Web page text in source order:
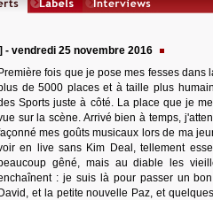
vendredi 25 novembre 2016
Première fois que je pose mes fesses dans
de 5000 places et à taille plus
Sports juste à côté. La place que je
sur la scène. Arrivé bien à temps,
mes goûts musicaux lors de ma
en live sans Kim Deal, tellement
gêné, mais au diable les
: je suis là pour passer un
David, et la petite nouvelle Paz, et